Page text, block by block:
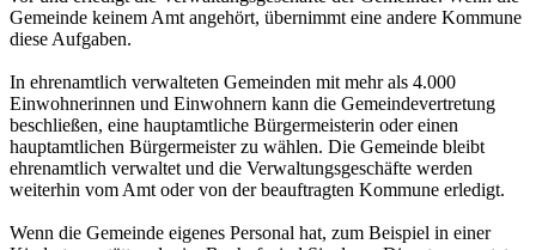
Gemeinde keinem Amt angehört, übernimmt eine andere Kommune
diese Aufgaben.
In ehrenamtlich verwalteten Gemeinden mit mehr als 4.000
Einwohnerinnen und Einwohnern kann die Gemeindevertretung
beschließen, eine hauptamtliche Bürgermeisterin oder einen
hauptamtlichen Bürgermeister zu wählen. Die Gemeinde bleibt
ehrenamtlich verwaltet und die Verwaltungsgeschäfte werden
weiterhin vom Amt oder von der beauftragten Kommune erledigt.
Wenn die Gemeinde eigenes Personal hat, zum Beispiel in einer